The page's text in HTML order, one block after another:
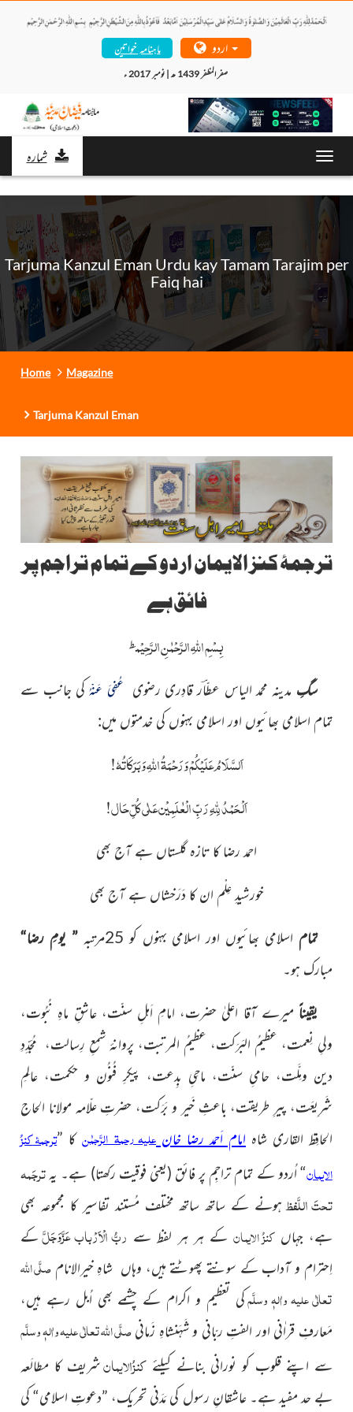
ماہنامہ خواتین
شمارہ
Tarjuma Kanzul Eman Urdu kay Tamam Tarajim per
Faiq hai
Home Magazine
Tarjuma Kanzul Eman
ترجمۂ کنز الایمان اردو کے تمام تراجم پر
فائق ہے
بِسْمِ اللّٰہِ الرَّحْمٰنِ الرَّحِیْمط
سگِ مدینہ محمد الیاس عطّاؔر قادِری رضوی عُفِیَ عَنْہُکی جانب سے
تمام اسلامی بھائیوں اور اسلامی بہنوں کی خدمتوں میں:
اَلسَّلَامُ عَلَیْکُمْ وَرَحْمَۃُ اللّٰہِ وَبَرَکَاتُہٗ!
اَلْحَمْدُ لِلّٰہِ رَبِّ الْعٰلَمِیْن عَلٰی کُلِّ حَال!
احمد رضا کا تازہ گلستاں ہے آج بھی
خورشیدِ عِلْم ان کا دَرَخشاں ہے آج بھی
تمام اسلامی بھائیوں اور اسلامی بہنوں کو 25مرتبہ
” یومِ رضا“
مبارک ہو۔
یقیناً میرے آقا اعلیٰ حضرت، امامِ اَہلِ سنّت، عاشقِ ماہِ نُبُوت،
ولیِ نِعمت، عظیمُ البَرَکت، عظیمُ المرتبت، پروانۂ شمعِ رِسالت، مُجَدِّدِ
دین ومِلَّت، حامیِ سنّت، ماحِیِ بِدعت، پیکرِ فُنُون و حکمت، عالِمِ
شَرِیعَت، پیرِ طریقت، باعثِ خَیر و بَرَکت، حضرتِ علّامہ مولانا الحاج
الحافِظ القاری شاہ امام اَحمد رضا خان علیہ رحمۃ الرَّحمٰن کا ”ترجمۂکنزُ
الایمان“ اُردو کے تمام تراجِم پر فائق (یعنی فوقیت رکھتا) ہے۔ یہترجَمہ
تحتَ اللَّفظہونے کے ساتھ ساتھ مختلف مُستند تفاسیر کا مجموعہ بھی
ہے، جہاں کنزُ الایمانکے ہر ہر لفظ سے ربُّ الْاَرْبابعَزَّوَجَلَّکے
اِحترام و آدابکے سونتے پھوٹتے ہیں، وہاں شاہِ خیرالانامصلَّی اللہ
تعالٰی علیہ واٰلہٖ وسلَّمکی تعظیم و اکرام کے چشمے بھی اُبل رہے ہیں،
مَعارفِ قراٰنی اور الفتِ ربّانی و شَہَنشاہِ زَمانیصلَّی اللہ تعالٰیعلیہ واٰلہٖ وسلَّم
سے اپنےقلوب کو نورانی بنانے کیلئے کنزُالایمانشریف کا مطالَعہ
بے حد مفیدہے۔ عاشقانِ رسول کی مَدَنی تحریک، ”دعوتِ اسلامی“کی